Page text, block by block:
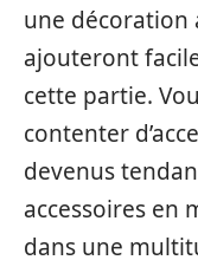
une décoration
ajouteront
cette partie.
contenter
devenus
accessoires en
dans une